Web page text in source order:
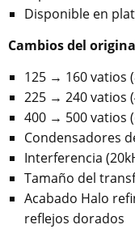
Disponible en
Cambios del
125 → 160 vatios
225 → 240 vatios
400 → 500 vatios
Condensadores
Interferencia
Tamaño del
Acabado Halo
reflejos dorados